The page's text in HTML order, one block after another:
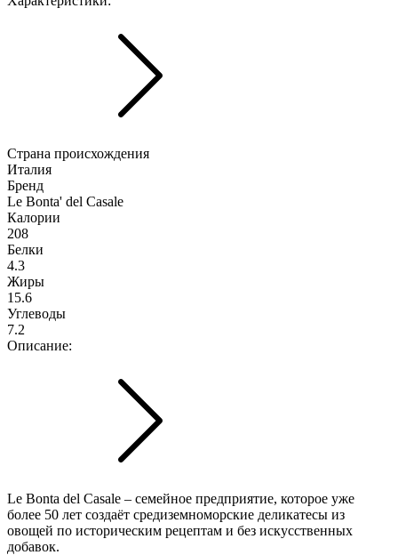
Страна происхождения
Италия
Бренд
Le Bonta' del Casale
Калории
208
Белки
4.3
Жиры
15.6
Углеводы
7.2
Описание:
Le Bonta del Casale – семейное предприятие, которое уже
более 50 лет создаёт средиземноморские деликатесы из
овощей по историческим рецептам и без искусственных
добавок.